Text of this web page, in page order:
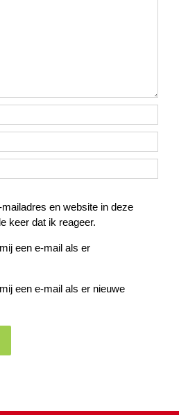
en website in deze
keer dat ik reageer.
een e-mail als er
een e-mail als er nieuwe